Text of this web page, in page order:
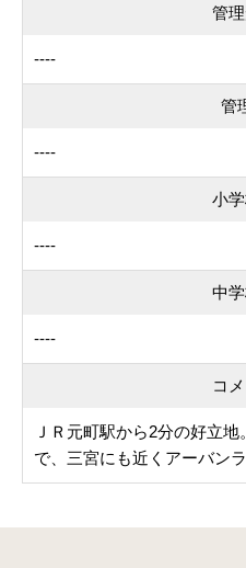
管
----
管
----
小
----
中
----
コ
ＪＲ元町駅から2分の好立
で、三宮にも近くアーバン